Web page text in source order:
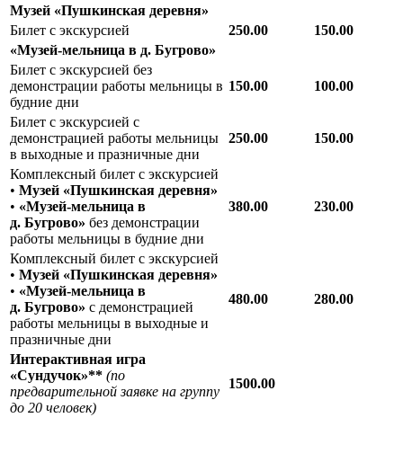
Музей «Пушкинская деревня»
Билет с экскурсией
250.00
150.00
«Музей-мельница в д. Бугрово»
Билет с экскурсией без
демонстрации работы мельницы в
будние дни
150.00 100.00
Билет с экскурсией c
демонстрацией работы мельницы
в выходные и празничные дни
250.00 150.00
Комплексный билет с экскурсией
• Музей «Пушкинская деревня»
• «Музей-мельница в
д. Бугрово» без демонстрации
работы мельницы в будние дни
380.00 230.00
Комплексный билет с экскурсией
• Музей «Пушкинская деревня»
• «Музей-мельница в
д. Бугрово» c демонстрацией
работы мельницы в выходные и
празничные дни
480.00 280.00
Интерактивная игра
«Сундучок»** (по
предварительной заявке на группу
до 20 человек)
1500.00